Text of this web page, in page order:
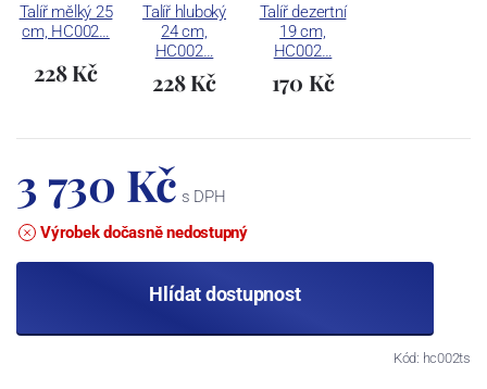
Talíř mělký 25
cm, HC002…
228 Kč
Talíř hluboký
24 cm,
HC002…
228 Kč
Talíř dezertní
19 cm,
HC002…
170 Kč
3 730 Kč s DPH
Výrobek dočasně nedostupný
Hlídat dostupnost
Kód: hc002ts